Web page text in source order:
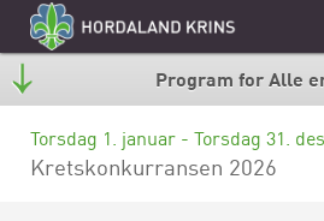
Program for Alle
Torsdag 1. januar - Torsdag 31.
Kretskonkurransen 2026